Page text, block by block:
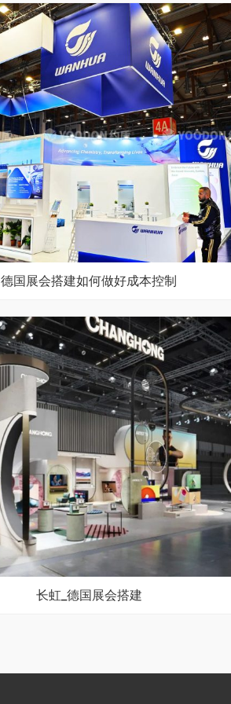
德国展会搭建如何做好成本控制
长虹_德国展会搭建